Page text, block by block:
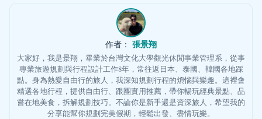
作者： 張景翔
大家好，我是景翔，畢業於台灣文化大學觀光休閒事業管理系，從事
專業旅遊規劃與行程設計工作8年，常往返日本、泰國、韓國各地踩
點。身為熱愛自由行的旅人，我深知規劃行程的煩惱與樂趣。這裡會
精選各地行程，提供自由行、跟團實用推薦，帶你暢玩經典景點、品
嘗在地美食，拆解規劃技巧。不論你是新手還是資深旅人，希望我的
分享能幫你規劃完美假期，輕鬆出發、盡情玩樂。